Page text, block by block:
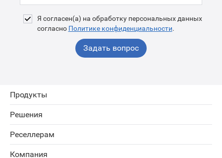
Я согласен(а) на обработку персональных данных
согласно Политике конфиденциальности.
Задать вопрос
Продукты
Решения
Реселлерам
Компания